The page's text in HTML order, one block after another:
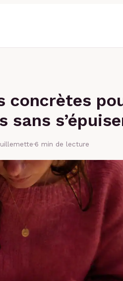
concrètes
sans
·6 min de lecture